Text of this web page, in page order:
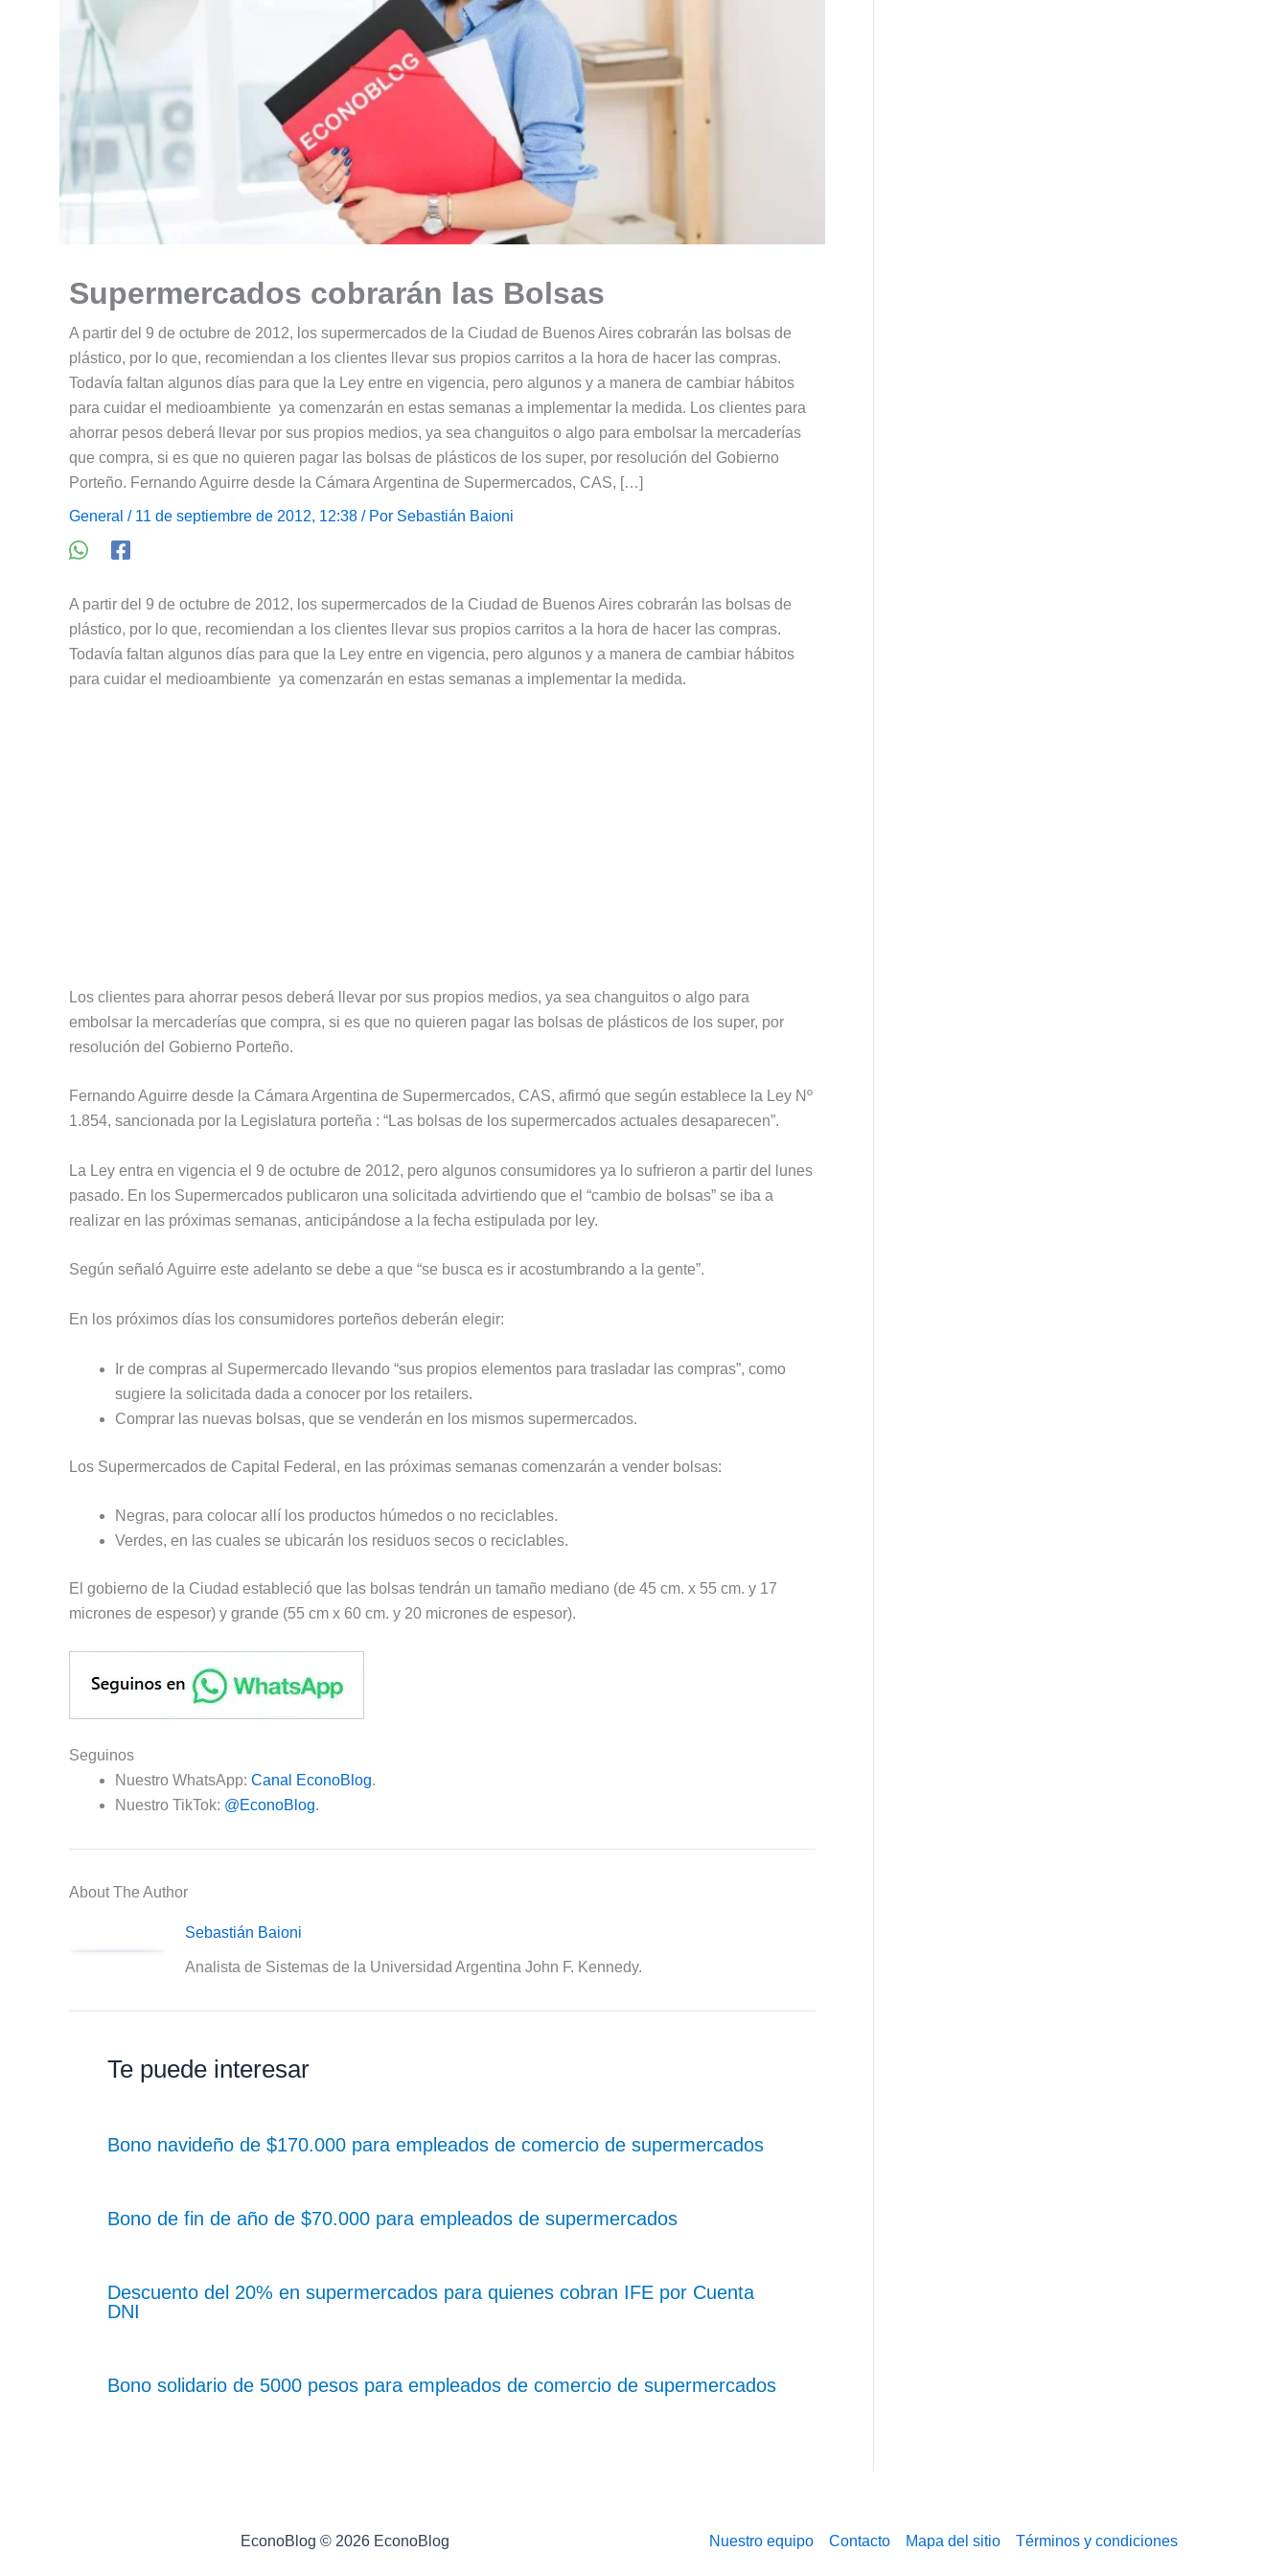
Supermercados cobrarán las Bolsas
A partir del 9 de octubre de 2012, los supermercados de la Ciudad de Buenos Aires cobrarán las bolsas de
plástico, por lo que, recomiendan a los clientes llevar sus propios carritos a la hora de hacer las compras.
Todavía faltan algunos días para que la Ley entre en vigencia, pero algunos y a manera de cambiar hábitos
para cuidar el medioambiente ya comenzarán en estas semanas a implementar la medida. Los clientes para
ahorrar pesos deberá llevar por sus propios medios, ya sea changuitos o algo para embolsar la mercaderías
que compra, si es que no quieren pagar las bolsas de plásticos de los super, por resolución del Gobierno
Porteño. Fernando Aguirre desde la Cámara Argentina de Supermercados, CAS, […]
General / 11 de septiembre de 2012, 12:38 / Por Sebastián Baioni
A partir del 9 de octubre de 2012, los supermercados de la Ciudad de Buenos Aires cobrarán las bolsas de
plástico, por lo que, recomiendan a los clientes llevar sus propios carritos a la hora de hacer las compras.
Todavía faltan algunos días para que la Ley entre en vigencia, pero algunos y a manera de cambiar hábitos
para cuidar el medioambiente ya comenzarán en estas semanas a implementar la medida.
Los clientes para ahorrar pesos deberá llevar por sus propios medios, ya sea changuitos o algo para
embolsar la mercaderías que compra, si es que no quieren pagar las bolsas de plásticos de los super, por
resolución del Gobierno Porteño.
Fernando Aguirre desde la Cámara Argentina de Supermercados, CAS, afirmó que según establece la Ley Nº
1.854, sancionada por la Legislatura porteña : “Las bolsas de los supermercados actuales desaparecen”.
La Ley entra en vigencia el 9 de octubre de 2012, pero algunos consumidores ya lo sufrieron a partir del lunes
pasado. En los Supermercados publicaron una solicitada advirtiendo que el “cambio de bolsas” se iba a
realizar en las próximas semanas, anticipándose a la fecha estipulada por ley.
Según señaló Aguirre este adelanto se debe a que “se busca es ir acostumbrando a la gente”.
En los próximos días los consumidores porteños deberán elegir:
Ir de compras al Supermercado llevando “sus propios elementos para trasladar las compras”, como
sugiere la solicitada dada a conocer por los retailers.
Comprar las nuevas bolsas, que se venderán en los mismos supermercados.
Los Supermercados de Capital Federal, en las próximas semanas comenzarán a vender bolsas:
Negras, para colocar allí los productos húmedos o no reciclables.
Verdes, en las cuales se ubicarán los residuos secos o reciclables.
El gobierno de la Ciudad estableció que las bolsas tendrán un tamaño mediano (de 45 cm. x 55 cm. y 17
micrones de espesor) y grande (55 cm x 60 cm. y 20 micrones de espesor).
Seguinos
Nuestro WhatsApp: Canal EconoBlog.
Nuestro TikTok: @EconoBlog.
About The Author
Sebastián Baioni
Analista de Sistemas de la Universidad Argentina John F. Kennedy.
Te puede interesar
Bono navideño de $170.000 para empleados de comercio de supermercados
Bono de fin de año de $70.000 para empleados de supermercados
Descuento del 20% en supermercados para quienes cobran IFE por Cuenta
DNI
Bono solidario de 5000 pesos para empleados de comercio de supermercados
EconoBlog © 2026 EconoBlog Nuestro equipo Contacto Mapa del sitio Términos y condiciones